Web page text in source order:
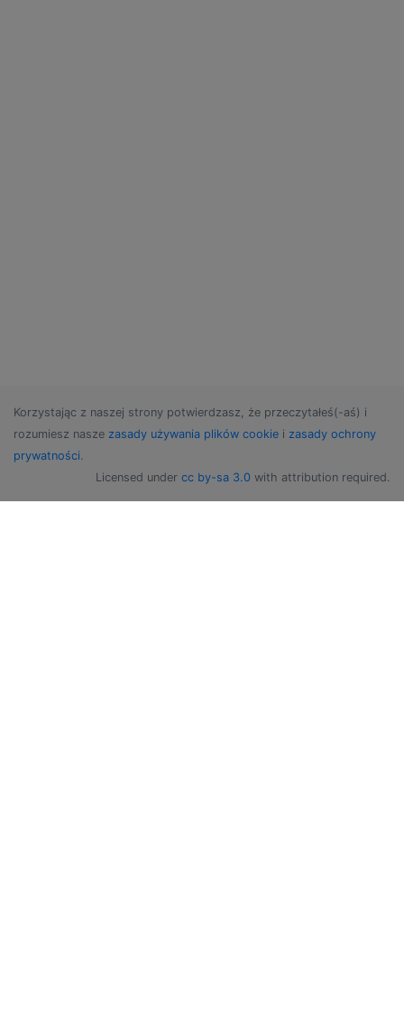
Korzystając z naszej strony potwierdzasz, że przeczytałeś(-aś) i
rozumiesz nasze zasady używania plików cookie i zasady ochrony
prywatności.
Licensed under cc by-sa 3.0 with attribution required.